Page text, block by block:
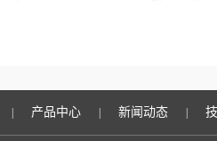
产品中心 新闻动态